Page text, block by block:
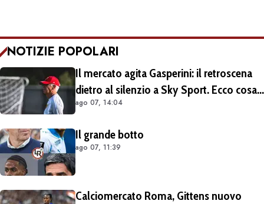
NOTIZIE POPOLARI
Il mercato agita Gasperini: il retroscena
dietro al silenzio a Sky Sport. Ecco cosa
è emerso dal meeting con la proprietà
ago 07, 14:04
Il grande botto
ago 07, 11:39
Calciomercato Roma, Gittens nuovo